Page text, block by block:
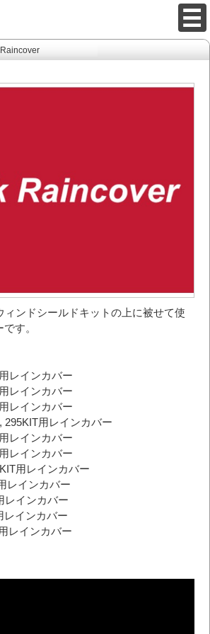
ィンドシールドキットの上に被せて使
す。
レインカバー
レインカバー
レインカバー
295KIT用レインカバー
レインカバー
レインカバー
用レインカバー
レインカバー
レインカバー
レインカバー
レインカバー